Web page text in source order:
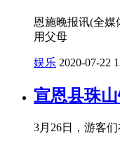
恩施晚报讯(全媒
用父母
娱乐 2020-07-22
宣恩县珠
3月26日，游客